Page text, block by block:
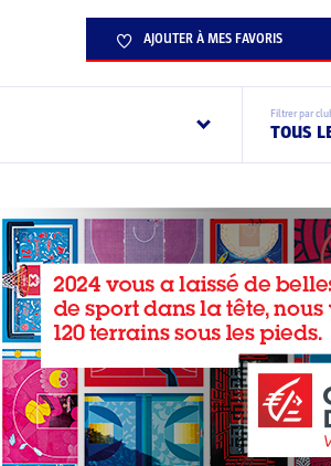
AJOUTER À MES FAVORIS
Filtrer par
TOUS